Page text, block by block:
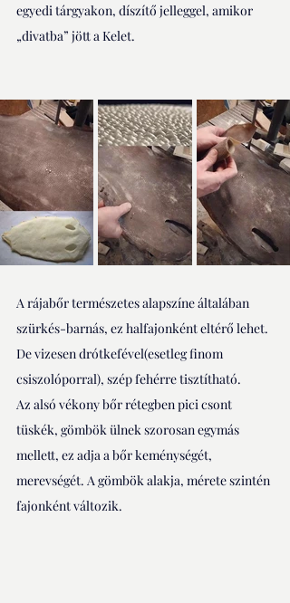
egyedi tárgyakon, díszítő jelleggel, amikor
„divatba” jött a Kelet.
A rájabőr természetes alapszíne általában
szürkés-barnás, ez halfajonként eltérő lehet.
De vizesen drótkefével(esetleg finom
csiszolóporral), szép fehérre tisztítható.
Az alsó vékony bőr rétegben pici csont
tüskék, gömbök ülnek szorosan egymás
mellett, ez adja a bőr keménységét,
merevségét. A gömbök alakja, mérete szintén
fajonként változik.